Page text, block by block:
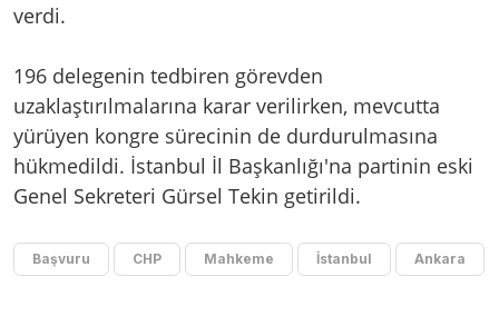
verdi.
196 delegenin tedbiren görevden
uzaklaştırılmalarına karar verilirken, mevcutta
yürüyen kongre sürecinin de durdurulmasına
hükmedildi. İstanbul İl Başkanlığı'na partinin eski
Genel Sekreteri Gürsel Tekin getirildi.
Başvuru CHP Mahkeme İstanbul Ankara